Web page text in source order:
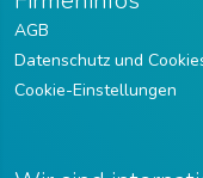
AGB
Datenschutz und
Cookie-Einstellungen